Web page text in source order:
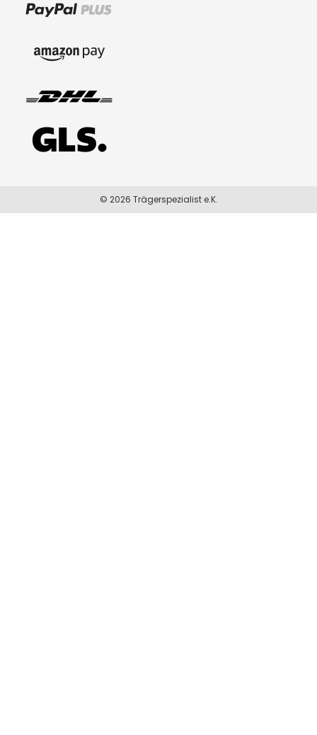
© 2026 Trägerspezialist e.K.